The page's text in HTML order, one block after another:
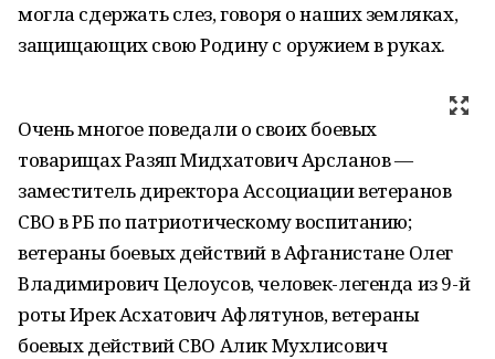
могла сдержать слез, говоря о наших земляках,
защищающих свою Родину с оружием в руках.
Очень многое поведали о своих боевых
товарищах Разяп Мидхатович Арсланов —
заместитель директора Ассоциации ветеранов
СВО в РБ по патриотическому воспитанию;
ветераны боевых действий в Афганистане Олег
Владимирович Целоусов, человек-легенда из 9-й
роты Ирек Асхатович Афлятунов, ветераны
боевых действий СВО Алик Мухлисович